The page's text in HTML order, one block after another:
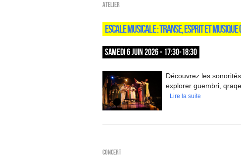
Atelier
ESCALE MUSICALE : TRANSE, ESPRIT ET
SAMEDI 6 JUIN 2026 - 17:30-18:30
Découvrez les
explorer guembri,
Lire la suite
Concert